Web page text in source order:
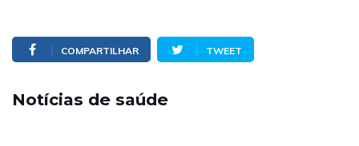
COMPARTILHAR TWEET
Notícias de saúde